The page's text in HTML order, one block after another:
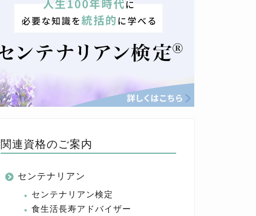
関連資格のご案内
センテナリアン
センテナリアン検定
食生活長寿アドバイザー